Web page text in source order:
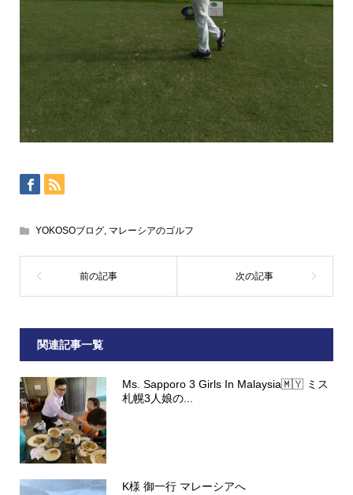
YOKOSOブログ, マレーシアのゴルフ
関連記事一覧
Ms. Sapporo 3 Girls In Malaysia🇲🇾 ミス
札幌3人娘の...
K様 御一行 マレーシアへ